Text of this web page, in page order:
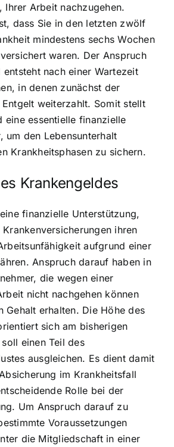
Ihrer Arbeit nachzugehen.
dass Sie in den letzten zwölf
mindestens sechs Wochen
waren. Der Anspruch
nach einer Wartezeit
in denen zunächst der
weiterzahlt. Somit stellt
eine essentielle finanzielle
um den Lebensunterhalt
Krankheitsphasen zu sichern.
Krankengeldes
finanzielle Unterstützung,
ihren
aufgrund einer
Anspruch darauf haben in
die wegen einer
nicht nachgehen können
Gehalt erhalten. Die Höhe des
sich am bisherigen
einen Teil des
ausgleichen. Es dient damit
im Krankheitsfall
Rolle bei der
Um Anspruch darauf zu
Voraussetzungen
die Mitgliedschaft in einer